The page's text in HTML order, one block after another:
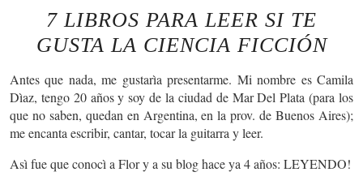
7 LIBROS PARA LEER SI TE
GUSTA LA CIENCIA FICCIÓN
Antes que nada, me gustarìa presentarme. Mi nombre es Camila
Dìaz, tengo 20 años y soy de la ciudad de Mar Del Plata (para los
que no saben, quedan en Argentina, en la prov. de Buenos Aires);
me encanta escribir, cantar, tocar la guitarra y leer.
Asì fue que conocì a Flor y a su blog hace ya 4 años: LEYENDO!